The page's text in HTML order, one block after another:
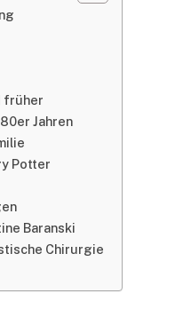
früher
Jahren
Potter
Baranski
Chirurgie